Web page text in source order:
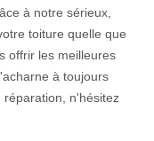
à notre sérieux,
toiture quelle que
offrir les meilleures
à toujours
réparation, n'hésitez